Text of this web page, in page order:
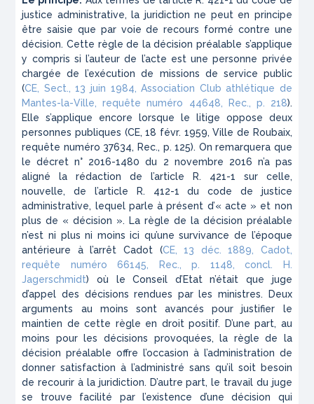
justice administrative, la juridiction ne peut en principe
être saisie que par voie de recours formé contre une
décision. Cette règle de la décision préalable s’applique
y compris si l’auteur de l’acte est une personne privée
chargée de l’exécution de missions de service public
(CE, Sect., 13 juin 1984, Association Club athlétique de
Mantes-la-Ville, requête numéro 44648, Rec., p. 218).
Elle s’applique encore lorsque le litige oppose deux
personnes publiques (CE, 18 févr. 1959, Ville de Roubaix,
requête numéro 37634, Rec., p. 125). On remarquera que
le décret n° 2016-1480 du 2 novembre 2016 n’a pas
aligné la rédaction de l’article R. 421-1 sur celle,
nouvelle, de l’article R. 412-1 du code de justice
administrative, lequel parle à présent d’« acte » et non
plus de « décision ». La règle de la décision préalable
n’est ni plus ni moins ici qu’une survivance de l’époque
antérieure à l’arrêt Cadot (CE, 13 déc. 1889, Cadot,
requête numéro 66145, Rec., p. 1148, concl. H.
Jagerschmidt) où le Conseil d’Etat n’était que juge
d’appel des décisions rendues par les ministres. Deux
arguments au moins sont avancés pour justifier le
maintien de cette règle en droit positif. D’une part, au
moins pour les décisions provoquées, la règle de la
décision préalable offre l’occasion à l’administration de
donner satisfaction à l’administré sans qu’il soit besoin
de recourir à la juridiction. D’autre part, le travail du juge
se trouve facilité par l’existence d’une décision qui